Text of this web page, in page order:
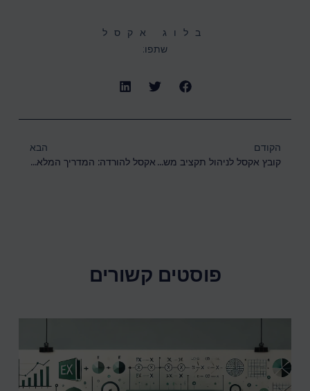
בלוג אקסל
שתפו:
הקודם
קובץ אקסל לניהול תקציב משפחתי: המדריך המלא
הבא
אקסל להורדה: המדריך המלא להורדת Excel למחשב האישי
פוסטים קשורים